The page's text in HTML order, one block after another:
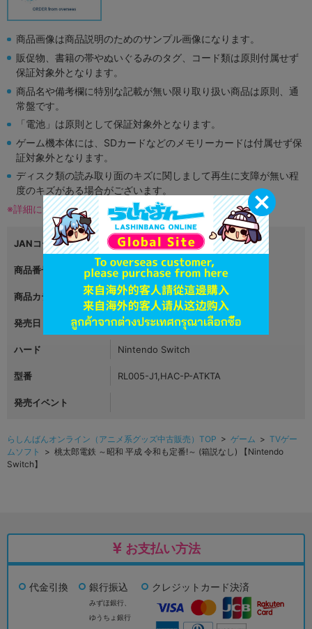
商品画像は商品説明のためのサンプル画像になります。
販促物、書籍の帯やぬいぐるみのタグ、コード類は原則付属せず
保証対象外となります。
商品名や備考欄に特別な記載が無い限り取り扱い商品は原則、通
常盤です。
「電池」は原則として保証対象外となります。
ゲーム機本体には、SDカードなどのメモリーカードは付属せず保
証対象外となります。
ディスク類の読み取り面のキズに関しまして再生に支障が無い程
度のキズがある場合がございます。
※詳細につきましてはコチラ
JANコード 4988602173222
商品番号 L06443104
商品カテゴリ ゲーム
発売日 2020年11月19日
ハード Nintendo Switch
型番 RL005-J1,HAC-P-ATKTA
発売イベント
らしんばんオンライン（アニメ系グッズ中古販売）TOP > ゲーム > TVゲー
ムソフト
> 桃太郎電鉄 ～昭和 平成 令和も定番!～ (箱説なし) 【Nintendo
Switch】
お支払い方法
代金引換 銀行振込
みずほ銀行、
ゆうちょ銀行
クレジットカード決済